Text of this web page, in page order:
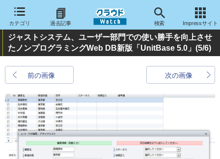
カテゴリ 過去記事 検索 Impressサイト
ジャストシステム、ユーザー部門での使い勝手を向上させ
たノンプログラミングWeb DB新版「UnitBase 5.0」 (5/6)
前の画像 次の画像